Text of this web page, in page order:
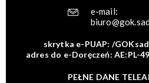
e-mail:
skrytka e-PUAP: /
adres do e-Doręczeń: AE:PL-
PEŁNE DANE